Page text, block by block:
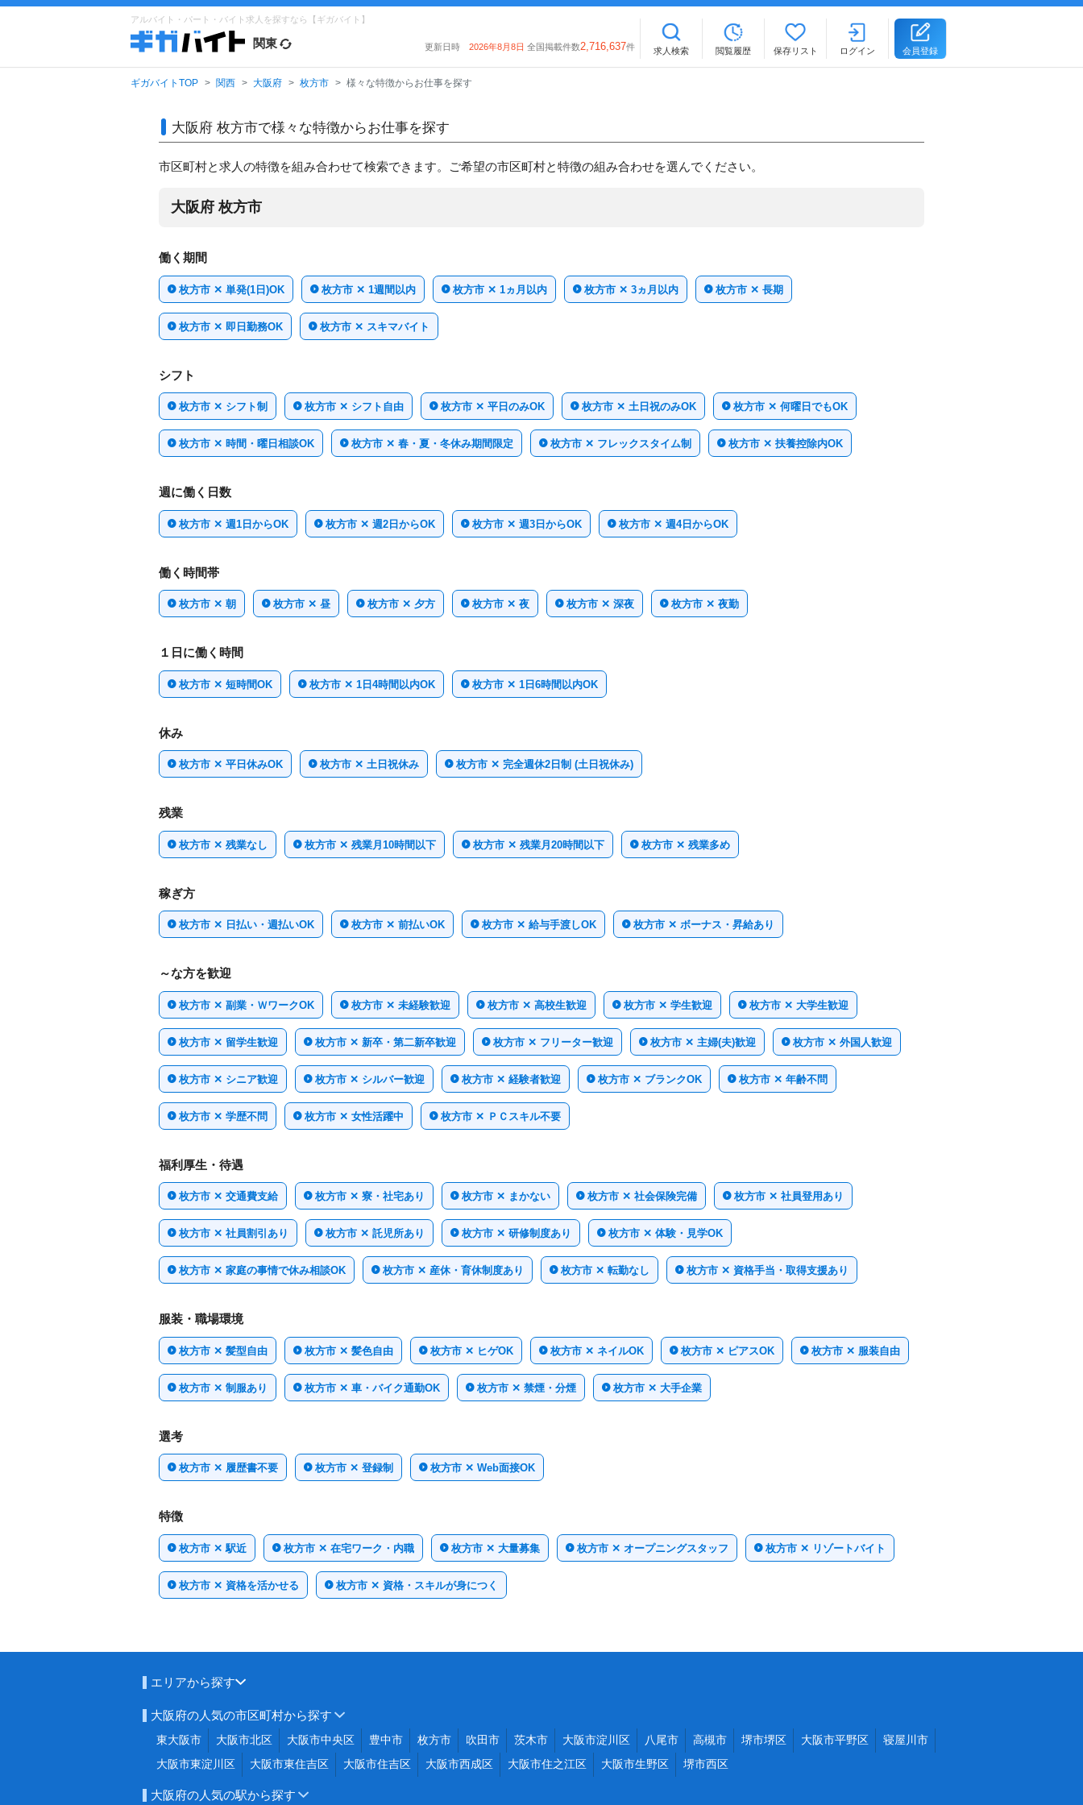
アルバイト・パート・バイト求人を探すなら【ギガバイト】
関東 更新日時 2026年8月8日 全国掲載件数2,716,637件 求人検索 閲覧履歴 保存リスト ログイン 会員登録
ギガバイトTOP 関西 大阪府 枚方市 様々な特徴からお仕事を探す
大阪府 枚方市で様々な特徴からお仕事を探す
市区町村と求人の特徴を組み合わせて検索できます。ご希望の市区町村と特徴の組み合わせを選んでください。
大阪府 枚方市
働く期間
枚方市 ✕ 単発(1日)OK 枚方市 ✕ 1週間以内 枚方市 ✕ 1ヵ月以内 枚方市 ✕ 3ヵ月以内 枚方市 ✕ 長期
枚方市 ✕ 即日勤務OK 枚方市 ✕ スキマバイト
シフト
枚方市 ✕ シフト制 枚方市 ✕ シフト自由 枚方市 ✕ 平日のみOK 枚方市 ✕ 土日祝のみOK 枚方市 ✕ 何曜日でもOK
枚方市 ✕ 時間・曜日相談OK 枚方市 ✕ 春・夏・冬休み期間限定 枚方市 ✕ フレックスタイム制 枚方市 ✕ 扶養控除内OK
週に働く日数
枚方市 ✕ 週1日からOK 枚方市 ✕ 週2日からOK 枚方市 ✕ 週3日からOK 枚方市 ✕ 週4日からOK
働く時間帯
枚方市 ✕ 朝 枚方市 ✕ 昼 枚方市 ✕ 夕方 枚方市 ✕ 夜 枚方市 ✕ 深夜 枚方市 ✕ 夜勤
１日に働く時間
枚方市 ✕ 短時間OK 枚方市 ✕ 1日4時間以内OK 枚方市 ✕ 1日6時間以内OK
休み
枚方市 ✕ 平日休みOK 枚方市 ✕ 土日祝休み 枚方市 ✕ 完全週休2日制 (土日祝休み)
残業
枚方市 ✕ 残業なし 枚方市 ✕ 残業月10時間以下 枚方市 ✕ 残業月20時間以下 枚方市 ✕ 残業多め
稼ぎ方
枚方市 ✕ 日払い・週払いOK 枚方市 ✕ 前払いOK 枚方市 ✕ 給与手渡しOK 枚方市 ✕ ボーナス・昇給あり
～な方を歓迎
枚方市 ✕ 副業・ＷワークOK 枚方市 ✕ 未経験歓迎 枚方市 ✕ 高校生歓迎 枚方市 ✕ 学生歓迎 枚方市 ✕ 大学生歓迎
枚方市 ✕ 留学生歓迎 枚方市 ✕ 新卒・第二新卒歓迎 枚方市 ✕ フリーター歓迎 枚方市 ✕ 主婦(夫)歓迎 枚方市 ✕ 外国人歓迎
枚方市 ✕ シニア歓迎 枚方市 ✕ シルバー歓迎 枚方市 ✕ 経験者歓迎 枚方市 ✕ ブランクOK 枚方市 ✕ 年齢不問
枚方市 ✕ 学歴不問 枚方市 ✕ 女性活躍中 枚方市 ✕ ＰＣスキル不要
福利厚生・待遇
枚方市 ✕ 交通費支給 枚方市 ✕ 寮・社宅あり 枚方市 ✕ まかない 枚方市 ✕ 社会保険完備 枚方市 ✕ 社員登用あり
枚方市 ✕ 社員割引あり 枚方市 ✕ 託児所あり 枚方市 ✕ 研修制度あり 枚方市 ✕ 体験・見学OK
枚方市 ✕ 家庭の事情で休み相談OK 枚方市 ✕ 産休・育休制度あり 枚方市 ✕ 転勤なし 枚方市 ✕ 資格手当・取得支援あり
服装・職場環境
枚方市 ✕ 髪型自由 枚方市 ✕ 髪色自由 枚方市 ✕ ヒゲOK 枚方市 ✕ ネイルOK 枚方市 ✕ ピアスOK 枚方市 ✕ 服装自由
枚方市 ✕ 制服あり 枚方市 ✕ 車・バイク通勤OK 枚方市 ✕ 禁煙・分煙 枚方市 ✕ 大手企業
選考
枚方市 ✕ 履歴書不要 枚方市 ✕ 登録制 枚方市 ✕ Web面接OK
特徴
枚方市 ✕ 駅近 枚方市 ✕ 在宅ワーク・内職 枚方市 ✕ 大量募集 枚方市 ✕ オープニングスタッフ 枚方市 ✕ リゾートバイト
枚方市 ✕ 資格を活かせる 枚方市 ✕ 資格・スキルが身につく
エリアから探す
大阪府の人気の市区町村から探す
東大阪市 大阪市北区 大阪市中央区 豊中市 枚方市 吹田市 茨木市 大阪市淀川区 八尾市 高槻市 堺市堺区 大阪市平野区
寝屋川市
大阪市東淀川区
大阪市東住吉区 大阪市住吉区 大阪市西成区 大阪市住之江区 大阪市生野区 堺市西区
大阪府の人気の駅から探す